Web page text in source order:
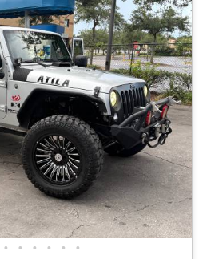
• • • • • •